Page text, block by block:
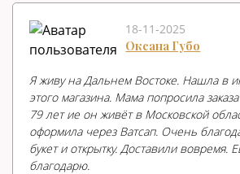
18-11-2025
Оксана Губо
Я живу на Дальнем Востоке. Нашла в
этого магазина. Мама попросила
79 лет ие он живёт в Московской
оформила через Ватсап. Очень
букет и открытку. Доставили вовремя.
благодарю.